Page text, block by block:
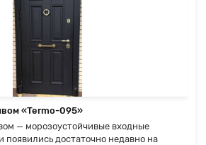
«Termo-095»
— морозоустойчивые входные
появились достаточно недавно на